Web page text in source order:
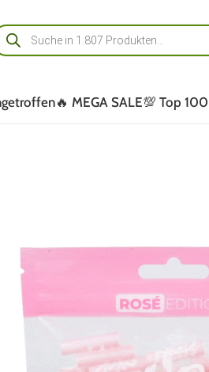
🔥 MEGA SALE💯 Top 100